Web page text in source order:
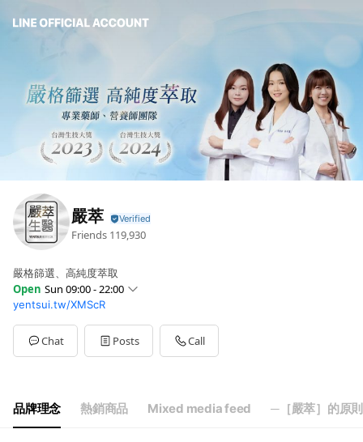
嚴萃
Friends 119,930
嚴格篩選、高純度萃取
Open Sun 09:00 - 22:00
Sun09:00 - 22:00
Mon09:00 - 22:00
Tue09:00 - 22:00
Wed09:00 - 22:00
Sat09:00 - 22:00
yentsui.tw/XMScR
Chat Posts Call
品牌理念 熱銷商品 Mixed media feed ─［嚴萃］的原